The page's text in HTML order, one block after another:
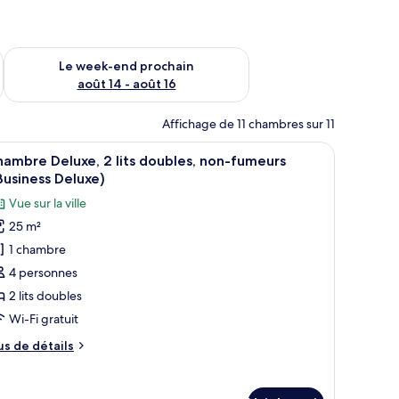
août 7 - août 9
Le week-end prochain
août 14 - août 16
Vérifier la disponibilité pour le week-end prochain août 14 -
Affichage de 11 chambres sur 11
de la chambre
:
Une chambre d’hôtel moderne dotée d’un
5
Deluxe, 2 lits doubles, non-fumeurs
Deluxe)
Vue sur la ville
25 m²
1 chambre
4 personnes
2 lits doubles
Wi-Fi gratuit
de détails